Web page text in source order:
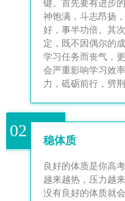
键。首先要有进步
神饱满，斗志昂扬
好，事半功倍。其
定，既不因偶尔的
学习任务而丧气，
会严重影响学习效
力，砥砺前行，劈
02
稳体质
良好的体质是你高
越来越热，压力越
没有良好的体质就